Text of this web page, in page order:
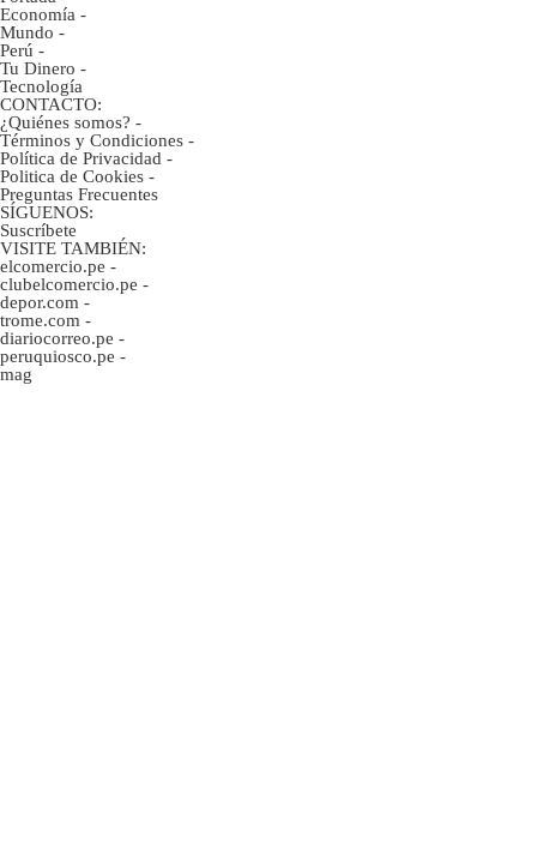
Economía -
Mundo -
Perú -
Tu Dinero -
Tecnología
CONTACTO:
¿Quiénes somos? -
Términos y Condiciones -
Política de Privacidad -
Politica de Cookies -
Preguntas Frecuentes
SÍGUENOS:
Suscríbete
VISITE TAMBIÉN:
elcomercio.pe -
clubelcomercio.pe -
depor.com -
trome.com -
diariocorreo.pe -
peruquiosco.pe -
mag